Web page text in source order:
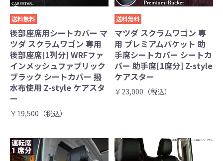
送料無料
後部座席用シートカバー マ
ツダ スクラムワゴン 専用
後部座席[1列分] WRFファ
インメッシュファブリック
ブラック シートカバー 撥
水布使用 Z-style ケアスタ
ー
￥19,500（税込）
送料無料
マツダ スクラムワゴン 専
用 プレミアムバケット 助
手席シートカバー シートカ
バー 助手席[1席分] Z-style
ケアスター
￥23,000（税込）